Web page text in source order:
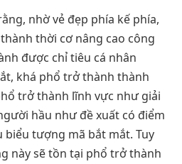
nhờ vẻ đẹp phía kế phía,
thời cơ nâng cao công
được chỉ tiêu cá nhân
khá phổ trở thành thành
trở thành lĩnh vực như giải
hầu như đề xuất có điểm
tượng mã bắt mắt. Tuy
này sẽ tồn tại phổ trở thành